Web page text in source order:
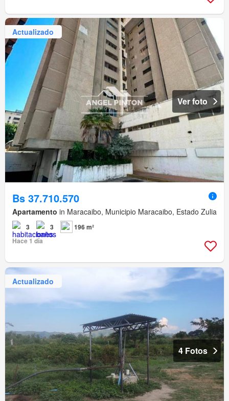
Actualizado
Ver foto
Bs 37.710.570
Apartamento in Maracaibo, Municipio Maracaibo, Estado Zulia
3 3
196 m²
Hace 1 día
Actualizado
4 Fotos